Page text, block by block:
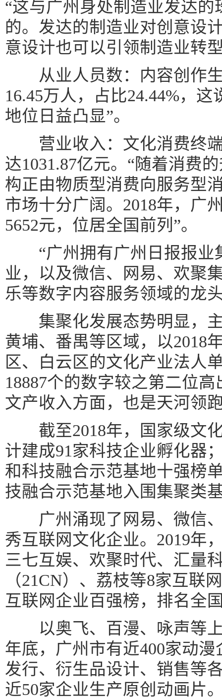
“这与广州身处制造业发达
的。发达的制造业对创意设
意设计也可以引领制造业转
从业人员数：内容创作生
16.45万人，占比24.44%，
地位日益凸显”。
营业收入：文化消费终端
达1031.87亿元。“随着消费
构正由物质型消费向服务型
市场十分广阔。2018年，广
5652元，位居全国前列”。
“广州拥有广州日报报业
业，以及微信、网易、欢聚
乐等数字内容服务领域的龙
集聚化发展态势明显，主
黄埔、番禺等区域，以2018
区、白云区的文化产业法人
18887个的数字较之第二位
文产收入方面，也是天河领
截至2018年，国家级文化
计建成91家科技企业孵化器
和科技融合示范基地十强榜
技融合示范基地入围集聚类
广州涌现了网易、微信、
秀互联网文化企业。2019年
三七互娱、欢聚时代、汇量
（21CN）、荔枝等8家互联
互联网企业百强榜，排名全
以奥飞、百漫、咏声等上
年底，广州市有近400家动
发行、衍生品设计、销售等
近50家企业生产原创动画片